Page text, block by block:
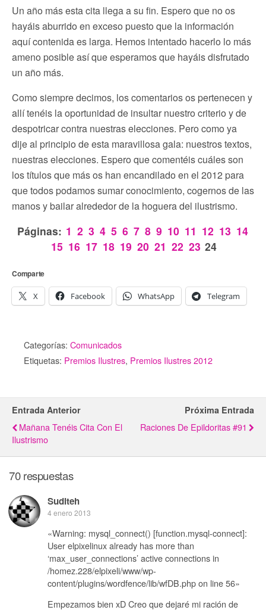
Un año más esta cita llega a su fin. Espero que no os
hayáis aburrido en exceso puesto que la información
aquí contenida es larga. Hemos intentado hacerlo lo más
ameno posible así que esperamos que hayáis disfrutado
un año más.
Como siempre decimos, los comentarios os pertenecen y
allí tenéis la oportunidad de insultar nuestro criterio y de
despotricar contra nuestras elecciones. Pero como ya
dije al principio de esta maravillosa gala: nuestros textos,
nuestras elecciones. Espero que comentéis cuáles son
los títulos que más os han encandilado en el 2012 para
que todos podamos sumar conocimiento, cogernos de las
manos y bailar alrededor de la hoguera del ilustrismo.
Páginas: 1 2 3 4 5 6 7 8 9 10 11 12 13 14
15 16 17 18 19 20 21 22 23 24
Comparte
X Facebook WhatsApp Telegram
Categorías: Comunicados
Etiquetas: Premios Ilustres, Premios Ilustres 2012
Entrada Anterior
Mañana Tenéis Cita Con El
Ilustrismo
Próxima Entrada
Raciones De Epildoritas #91
70 respuestas
Suditeh
4 enero 2013
«Warning: mysql_connect() [function.mysql-connect]:
User elpixelinux already has more than
‘max_user_connections’ active connections in
/homez.228/elpixeli/www/wp-
content/plugins/wordfence/lib/wfDB.php on line 56»
Empezamos bien xD Creo que dejaré mi ración de